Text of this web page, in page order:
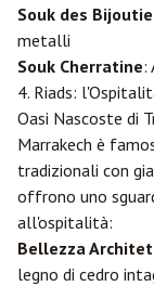
Souk des
metalli
Souk Cherratine:
4. Riads:
Oasi Nascoste di
Marrakech è
tradizionali con
offrono uno
all'ospitalità:
Bellezza
legno di cedro